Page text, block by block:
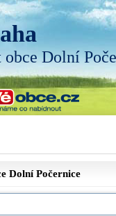
obce Dolní
Dolní Počernice